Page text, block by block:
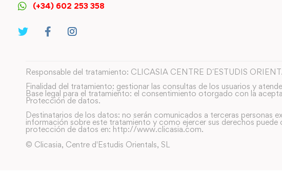
(+34) 602 253 358
Responsable del tratamiento: CLICASIA CENTRE D´ESTUDIS
Finalidad del tratamiento: gestionar las consultas de los usuarios y
Base legal para el tratamiento: el consentimiento otorgado con la
Protección de datos.
Destinatarios de los datos: no serán comunicados a terceras personas
información sobre este tratamiento y como ejercer sus derechos
protección de datos en: http://www.clicasia.com.
© Clicasia, Centre d'Estudis Orientals, SL